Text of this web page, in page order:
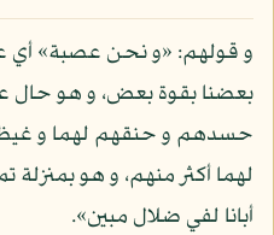
و قولهم: «و نحن عصبة»
بعضنا بقوة بعض، و هو حال
حسدهم و حنقهم لهما و
لهما أكثر منهم، و هو بمنزلة
أبانا لفي ضلال مبين».